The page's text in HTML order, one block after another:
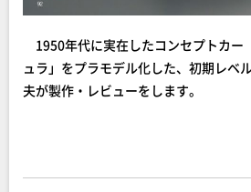
1950年代に実在したコンセプトカー
ュラ」をプラモデル化した、初期レベ
夫が製作・レビューをします。